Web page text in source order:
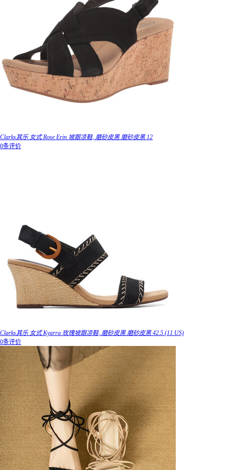
Clarks其乐 女式 Rose Erin 坡跟凉鞋, 磨砂皮黑 磨砂皮黑 12
0条评价
Clarks其乐 女式 Kyarra 玫瑰坡跟凉鞋, 磨砂皮黑 磨砂皮黑 42.5 (11 US)
0条评价